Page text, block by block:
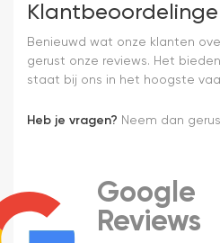
Benieuwd wat onze klanten
gerust onze reviews. Het
staat bij ons in het hoogste
Heb je vragen? Neem dan
Google
Reviews